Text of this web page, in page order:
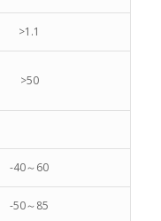
>1.1
>50
-40～60
-50～85